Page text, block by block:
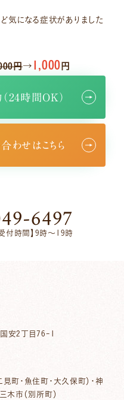
気になる症状がありました
円→ 1,000 円
24時間OK）
わせはこちら
6497
受付時間】9時〜19時
安2丁目76-1
町・魚住町・大久保町）・神
木市（別所町）